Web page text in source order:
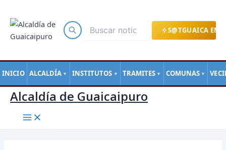
S@TGUAICA EN
INICIO ALCALDÍA ▼ INSTITUTOS ▼ TRAMITES ▼ COMUNAS ▼
contenido
Alcaldía de Guaicaipuro
de
entradas